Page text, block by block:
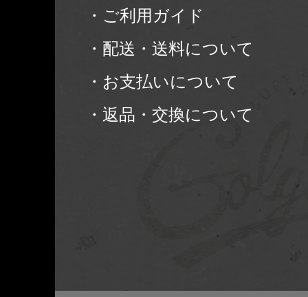
・ご利用ガイド
・配送・送料について
・お支払いについて
・返品・交換について